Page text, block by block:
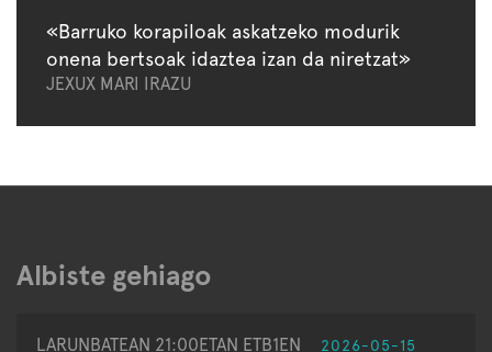
«Barruko korapiloak askatzeko modurik
onena bertsoak idaztea izan da niretzat»
JEXUX MARI IRAZU
Albiste gehiago
LARUNBATEAN 21:00ETAN ETB1EN 2026-05-15